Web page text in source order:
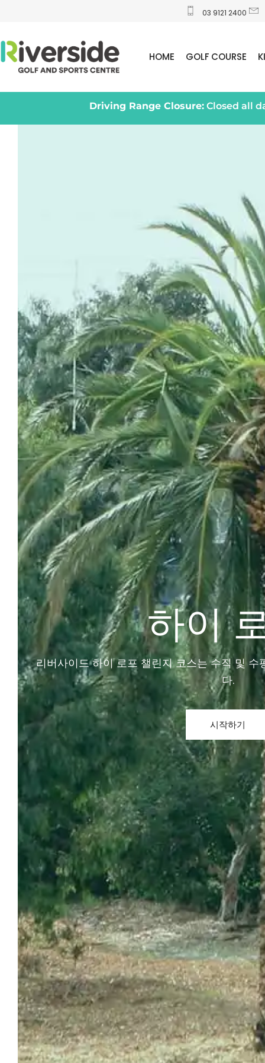
03 9121 2400
HOME GOLF COURSE
Driving Range Closure: Closed all
하이
리버사이드 하이 로프 챌린지 코스는 수직 및
다.
시작하기